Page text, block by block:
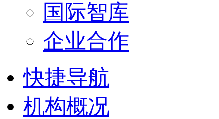
国际智库
企业合作
快捷导航
机构概况